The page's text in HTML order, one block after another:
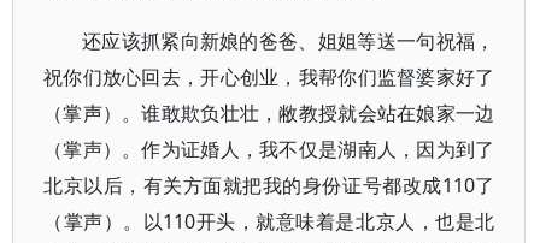
还应该抓紧向新娘的爸爸、姐姐等送一句祝福，
祝你们放心回去，开心创业，我帮你们监督婆家好了
（掌声）。谁敢欺负壮壮，敝教授就会站在娘家一边
（掌声）。作为证婚人，我不仅是湖南人，因为到了
北京以后，有关方面就把我的身份证号都改成110了
（掌声）。以110开头，就意味着是北京人，也是北